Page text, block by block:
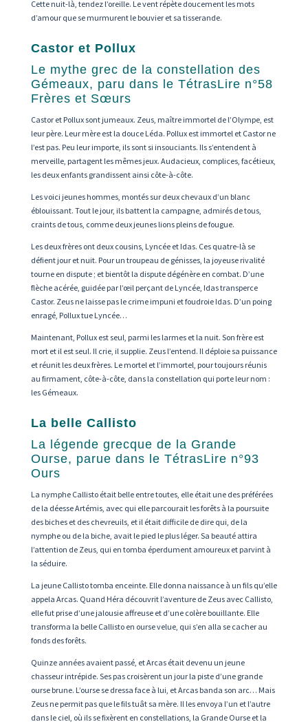
Cette nuit-là, tendez l’oreille. Le vent répète doucement les mots
d’amour que se murmurent le bouvier et sa tisserande.
Castor et Pollux
Le mythe grec de la constellation des
Gémeaux, paru dans le TétrasLire n°58
Frères et Sœurs
Castor et Pollux sont jumeaux. Zeus, maître immortel de l’Olympe, est
leur père. Leur mère est la douce Léda. Pollux est immortel et Castor ne
l’est pas. Peu leur importe, ils sont si insouciants. Ils s’entendent à
merveille, partagent les mêmes jeux. Audacieux, complices, facétieux,
les deux enfants grandissent ainsi côte-à-côte.
Les voici jeunes hommes, montés sur deux chevaux d’un blanc
éblouissant. Tout le jour, ils battent la campagne, admirés de tous,
craints de tous, comme deux jeunes lions pleins de fougue.
Les deux frères ont deux cousins, Lyncée et Idas. Ces quatre-là se
défient jour et nuit. Pour un troupeau de génisses, la joyeuse rivalité
tourne en dispute ; et bientôt la dispute dégénère en combat. D’une
flèche acérée, guidée par l’œil perçant de Lyncée, Idas transperce
Castor. Zeus ne laisse pas le crime impuni et foudroie Idas. D’un poing
enragé, Pollux tue Lyncée…
Maintenant, Pollux est seul, parmi les larmes et la nuit. Son frère est
mort et il est seul. Il crie, il supplie. Zeus l’entend. Il déploie sa puissance
et réunit les deux frères. Le mortel et l’immortel, pour toujours réunis
au firmament, côte-à-côte, dans la constellation qui porte leur nom :
les Gémeaux.
La belle Callisto
La légende grecque de la Grande
Ourse, parue dans le TétrasLire n°93
Ours
La nymphe Callisto était belle entre toutes, elle était une des préférées
de la déesse Artémis, avec qui elle parcourait les forêts à la poursuite
des biches et des chevreuils, et il était difficile de dire qui, de la
nymphe ou de la biche, avait le pied le plus léger. Sa beauté attira
l’attention de Zeus, qui en tomba éperdument amoureux et parvint à
la séduire.
La jeune Callisto tomba enceinte. Elle donna naissance à un fils qu’elle
appela Arcas. Quand Héra découvrit l’aventure de Zeus avec Callisto,
elle fut prise d’une jalousie affreuse et d’une colère bouillante. Elle
transforma la belle Callisto en ourse velue, qui s’en alla se cacher au
fonds des forêts.
Quinze années avaient passé, et Arcas était devenu un jeune
chasseur intrépide. Ses pas croisèrent un jour la piste d’une grande
ourse brune. L’ourse se dressa face à lui, et Arcas banda son arc… Mais
Zeus ne permit pas que le fils tuât sa mère. Il les envoya l’un et l’autre
dans le ciel, où ils se fixèrent en constellations, la Grande Ourse et la